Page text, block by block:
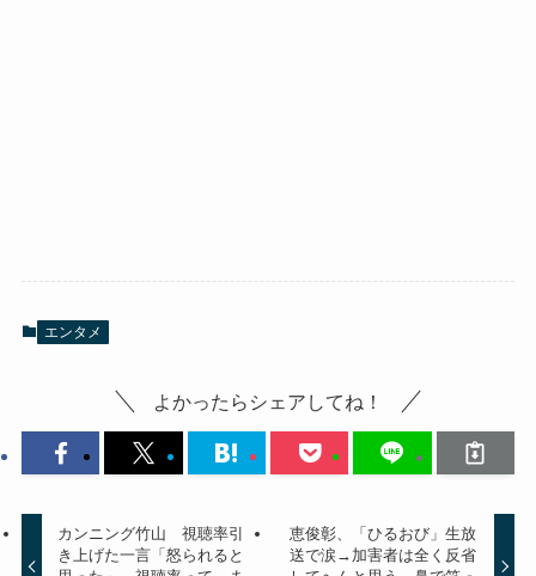
エンタメ
よかったらシェアしてね！
カンニング竹山 視聴率引
き上げた一言「怒られると
恵俊彰、「ひるおび」生放
送で涙→加害者は全く反省